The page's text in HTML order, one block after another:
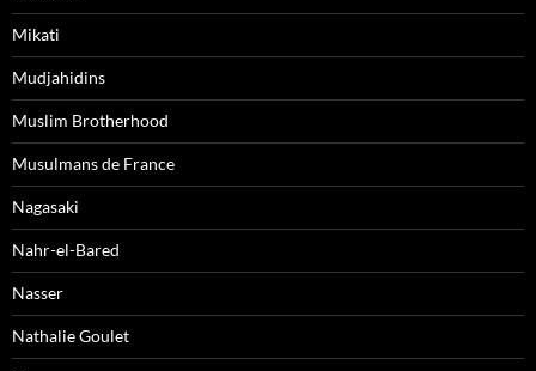
Mikati
Mudjahidins
Muslim Brotherhood
Musulmans de France
Nagasaki
Nahr-el-Bared
Nasser
Nathalie Goulet